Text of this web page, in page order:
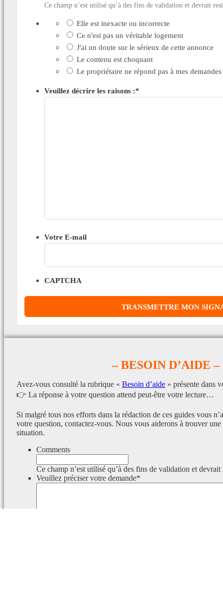
Ce champ n’est utilisé qu’à des fins de validation et devrait
Elle est inexacte ou incorrecte
Ce n'est pas un véritable logement
J'ai un doute sur le sérieux de cette annonce
Le contenu est choquant
Le propriétaire ne répond pas à mes demandes
Veuillez décrire les raisons :*
Votre E-mail
CAPTCHA
– BESOIN D’AIDE –
Avez-vous consulté la rubrique « Besoin d’aide » présente dans
👉 La réponse à votre question attend peut-être votre lecture…
Si malgré tous nos efforts dans la rédaction de ces guides vous
votre question, contactez-vous. Nous vous aiderons à trouver
situation.
Comments
Ce champ n’est utilisé qu’à des fins de validation et devrait
Veuillez préciser votre demande*